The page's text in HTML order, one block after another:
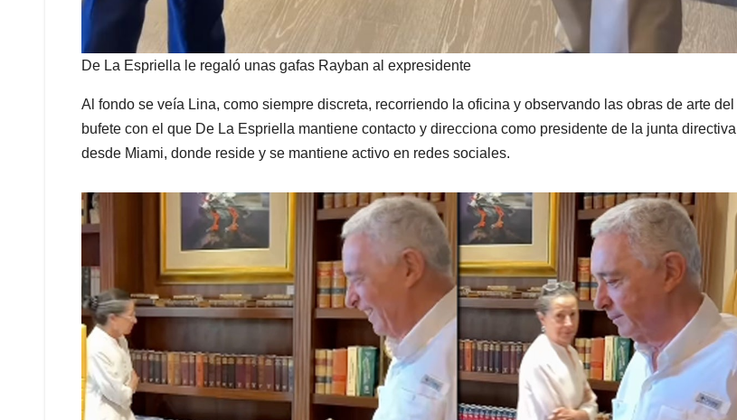
De La Espriella le regaló unas gafas Rayban al expresidente
Al fondo se veía Lina, como siempre discreta, recorriendo la oficina y observando las obras de arte del
bufete con el que De La Espriella mantiene contacto y direcciona como presidente de la junta directiva
desde Miami, donde reside y se mantiene activo en redes sociales.